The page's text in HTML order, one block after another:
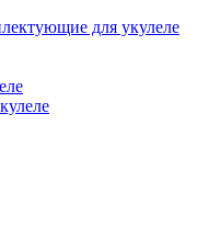
для укулеле